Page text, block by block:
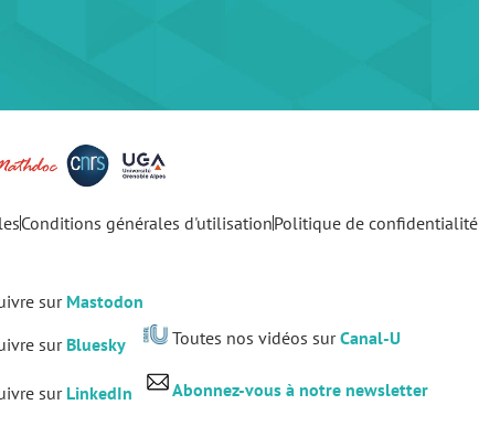
Conditions générales d'utilisationPolitique de confidentialité
sur Mastodon
sur Bluesky
sur LinkedIn
Toutes nos vidéos surCanal-U
Abonnez-vous à notre newsletter